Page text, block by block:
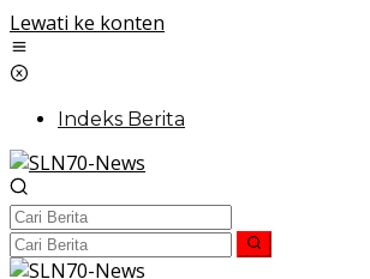
Lewati ke konten
Indeks Berita